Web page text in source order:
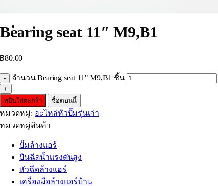
Bearing seat 11″ M9,B1
฿80.00
จำนวน Bearing seat 11" M9,B1 ชิ้น
หยิบใส่ตะกร้า ซื้อตอนนี้
หมวดหมู่: อะไหล่หัวปั๊มรุ่นเก่า
หมวดหมู่สินค้า
ปั๊มล้างแอร์
ปืนฉีดน้ำเเรงดันสูง
หัวฉีดล้างแอร์
เครื่องมือล้างแอร์บ้าน